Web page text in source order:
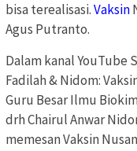
bisa terealisasi.Vaksin
Agus Putranto.
Dalam kanal YouTube
Fadilah & Nidom:
Guru Besar Ilmu
drh Chairul Anwar
memesan Vaksin